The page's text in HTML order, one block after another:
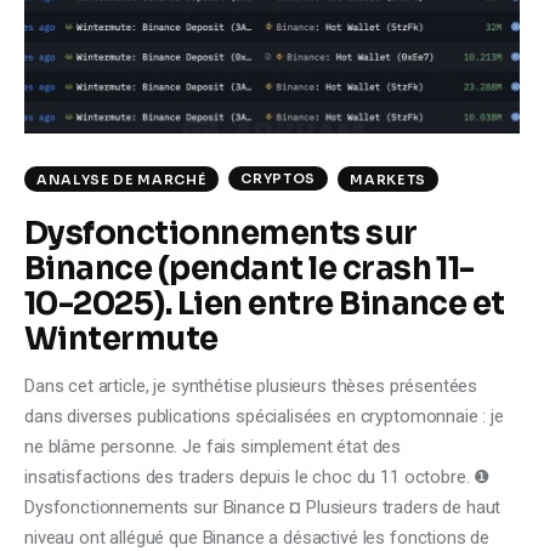
Climate
Markets
Tech
Shop
ANALYSE DE MARCHÉ CRYPTOS MARKETS
Dysfonctionnements sur
Binance (pendant le crash 11-
10-2025). Lien entre Binance et
Wintermute
Dans cet article, je synthétise plusieurs thèses présentées
dans diverses publications spécialisées en cryptomonnaie : je
ne blâme personne. Je fais simplement état des
insatisfactions des traders depuis le choc du 11 octobre. ❶
Dysfonctionnements sur Binance ¤ Plusieurs traders de haut
niveau ont allégué que Binance a désactivé les fonctions de